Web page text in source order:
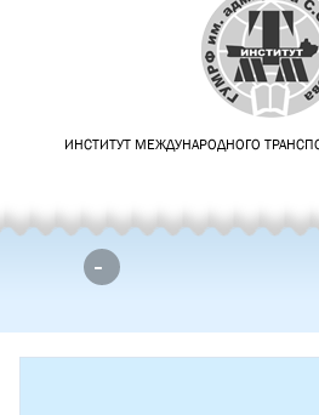
ИНСТИТУТ МЕЖДУНАРОДНОГО
-